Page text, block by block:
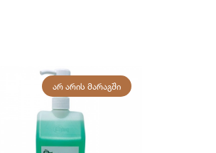
ᲐᲠ ᲐᲠᲘᲡ ᲛᲐᲠᲐᲒᲨᲘ